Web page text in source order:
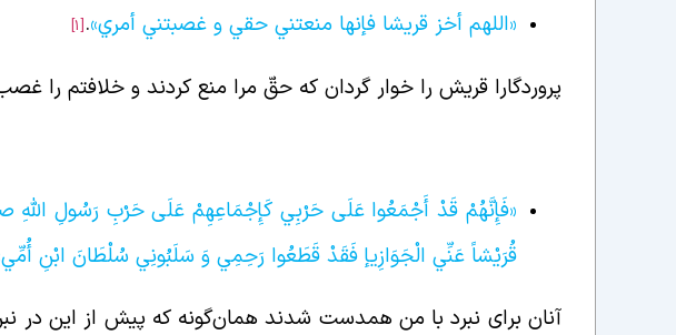
«اللهم أخز قريشا فإنها منعتني حقي و غصبتني أمري».
[1]
پروردگارا قریش را خوار گردان که حقّ مرا منع کردند و خلافتم را
«فَإِنَّهُمْ قَدْ أَجْمَعُوا عَلَى حَرْبِي كَإِجْمَاعِهِمْ عَلَى حَرْبِ رَسُولِ اللَّهِ
قُرَيْشاً عَنِّي الْجَوَازِي‏إ فَقَدْ قَطَعُوا رَحِمِي وَ سَلَبُونِي سُلْطَانَ ابْنِ
آنان برای نبرد با من همدست شدند همان‌گونه که پیش از این در